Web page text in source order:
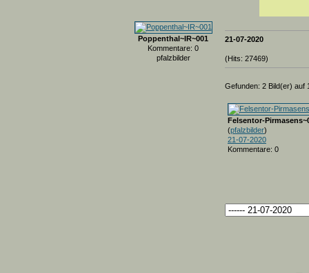
Poppenthal~IR~001
Kommentare: 0
pfalzbilder
21-07-2020
(Hits: 27469)
Gefunden: 2 Bild(er) auf
Felsentor-
(pfalzbilder)
21-07-2020
Kommentare: 0